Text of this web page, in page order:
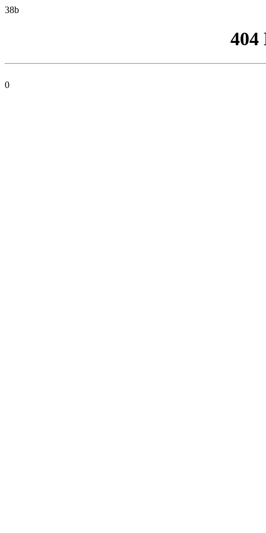
38b
404
0